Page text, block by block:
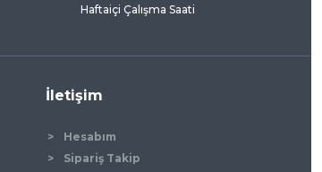
Haftaiçi Çalışma Saati
İletişim
Hesabım
Sipariş Takip